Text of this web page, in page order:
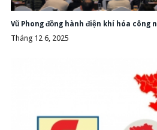
Vũ Phong đồng hành điện khí hóa công
Tháng 12 6, 2025